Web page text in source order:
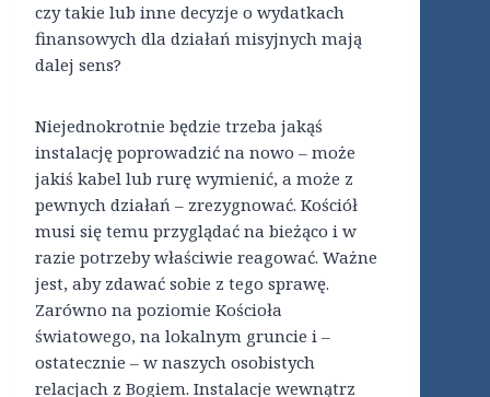
czy takie lub inne decyzje o wydatkach
finansowych dla działań misyjnych mają
dalej sens?
Niejednokrotnie będzie trzeba jakąś
instalację poprowadzić na nowo – może
jakiś kabel lub rurę wymienić, a może z
pewnych działań – zrezygnować. Kościół
musi się temu przyglądać na bieżąco i w
razie potrzeby właściwie reagować. Ważne
jest, aby zdawać sobie z tego sprawę.
Zarówno na poziomie Kościoła
światowego, na lokalnym gruncie i –
ostatecznie – w naszych osobistych
relacjach z Bogiem. Instalacje wewnątrz